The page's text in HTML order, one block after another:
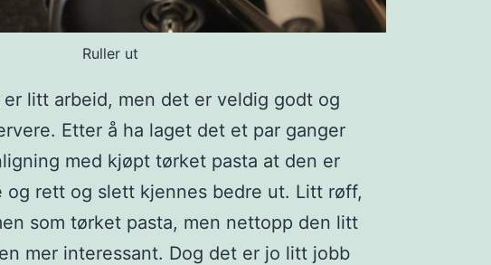
Ruller ut
er litt arbeid, men det er veldig godt og
Etter å ha laget det et par ganger
med kjøpt tørket pasta at den er
og rett og slett kjennes bedre ut. Litt røff,
som tørket pasta, men nettopp den litt
mer interessant. Dog det er jo litt jobb